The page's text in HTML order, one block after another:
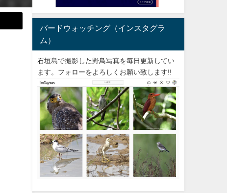
バードウォッチング（インスタグラ
ム）
石垣島で撮影した野鳥写真を毎日更新してい
ます。フォローをよろしくお願い致します!!